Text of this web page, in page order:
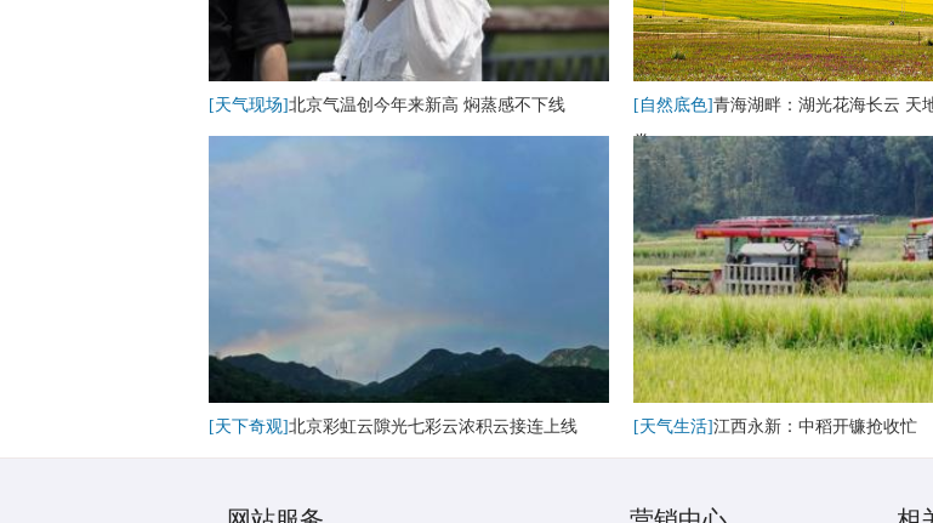
[天气现场]北京气温创今年来新高 焖蒸感不下线 [自然底色]青海湖畔：湖光花海长云 天
卷
[天下奇观]北京彩虹云隙光七彩云浓积云接连上线 [天气生活]江西永新：中稻开镰抢收忙